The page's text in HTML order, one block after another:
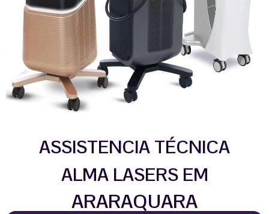
ASSISTENCIA TÉCNICA
ALMA LASERS EM
ARARAQUARA